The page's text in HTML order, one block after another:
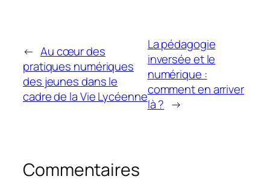
← Au cœur des
pratiques numériques
des jeunes dans le
cadre de la Vie Lycéenne
La pédagogie
inversée et le
numérique :
comment en arriver
là ? →
Commentaires